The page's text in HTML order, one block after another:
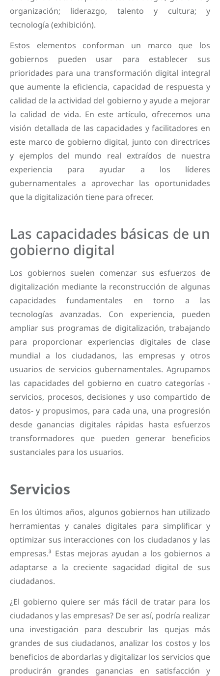
organización; liderazgo, talento y cultura; y
tecnología (exhibición).
Estos elementos conforman un marco que los
gobiernos pueden usar para establecer sus
prioridades para una transformación digital integral
que aumente la eficiencia, capacidad de respuesta y
calidad de la actividad del gobierno y ayude a mejorar
la calidad de vida. En este artículo, ofrecemos una
visión detallada de las capacidades y facilitadores en
este marco de gobierno digital, junto con directrices
y ejemplos del mundo real extraídos de nuestra
experiencia para ayudar a los líderes
gubernamentales a aprovechar las oportunidades
que la digitalización tiene para ofrecer.
Las capacidades básicas de un
gobierno digital
Los gobiernos suelen comenzar sus esfuerzos de
digitalización mediante la reconstrucción de algunas
capacidades fundamentales en torno a las
tecnologías avanzadas. Con experiencia, pueden
ampliar sus programas de digitalización, trabajando
para proporcionar experiencias digitales de clase
mundial a los ciudadanos, las empresas y otros
usuarios de servicios gubernamentales. Agrupamos
las capacidades del gobierno en cuatro categorías -
servicios, procesos, decisiones y uso compartido de
datos- y propusimos, para cada una, una progresión
desde ganancias digitales rápidas hasta esfuerzos
transformadores que pueden generar beneficios
sustanciales para los usuarios.
Servicios
En los últimos años, algunos gobiernos han utilizado
herramientas y canales digitales para simplificar y
optimizar sus interacciones con los ciudadanos y las
empresas.³ Estas mejoras ayudan a los gobiernos a
adaptarse a la creciente sagacidad digital de sus
ciudadanos.
¿El gobierno quiere ser más fácil de tratar para los
ciudadanos y las empresas? De ser así, podría realizar
una investigación para descubrir las quejas más
grandes de sus ciudadanos, analizar los costos y los
beneficios de abordarlas y digitalizar los servicios que
producirán grandes ganancias en satisfacción y